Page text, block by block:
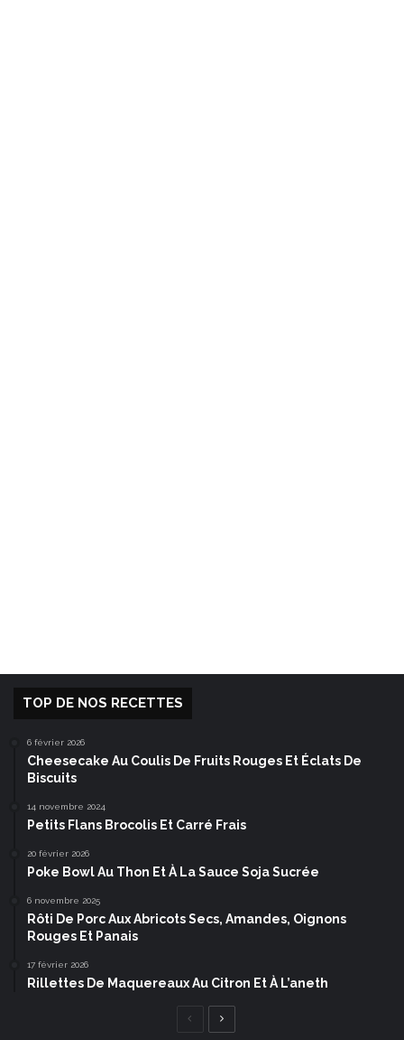
TOP DE NOS RECETTES
6 février 2026
Cheesecake Au Coulis De Fruits Rouges Et Éclats De
Biscuits
14 novembre 2024
Petits Flans Brocolis Et Carré Frais
20 février 2026
Poke Bowl Au Thon Et À La Sauce Soja Sucrée
6 novembre 2025
Rôti De Porc Aux Abricots Secs, Amandes, Oignons
Rouges Et Panais
17 février 2026
Rillettes De Maquereaux Au Citron Et À L’aneth
Page